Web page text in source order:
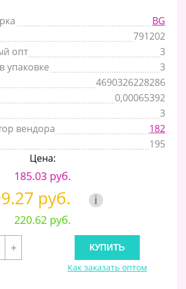
BG
791202
опт
3
упаковке
3
4690326228286
0,00065392
3
вендора
182
195
Цена:
185.03 руб.
руб. i
220.62 руб.
+
Как заказать оптом